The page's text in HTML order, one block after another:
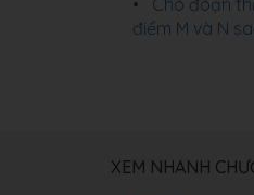
Cho đoạn
điểm M và N
XEM NHANH